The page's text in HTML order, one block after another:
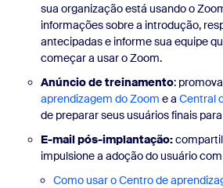
sua organização está usando o
informações sobre a introdução,
antecipadas e informe sua equipe
começar a usar o Zoom.
Anúncio de treinamento:
aprendizagem do Zoom e a Central
de preparar seus usuários finais
E-mail pós-implantação:
impulsione a adoção do usuário
Como usar o Centro de